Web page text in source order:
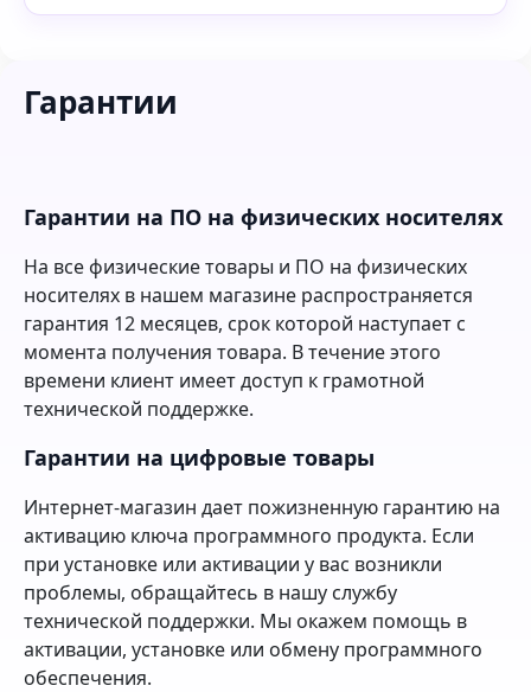
Гарантии
Гарантии на ПО на физических носителях
На все физические товары и ПО на физических
носителях в нашем магазине распространяется
гарантия 12 месяцев, срок которой наступает с
момента получения товара. В течение этого
времени клиент имеет доступ к грамотной
технической поддержке.
Гарантии на цифровые товары
Интернет-магазин дает пожизненную гарантию на
активацию ключа программного продукта. Если
при установке или активации у вас возникли
проблемы, обращайтесь в нашу службу
технической поддержки. Мы окажем помощь в
активации, установке или обмену программного
обеспечения.